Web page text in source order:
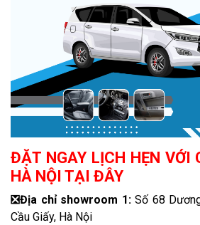
ĐẶT NGAY LỊCH HẸN VỚI
HÀ NỘI TẠI ĐÂY
❎Địa chỉ showroom 1:Số 68
Cầu Giấy, Hà Nội